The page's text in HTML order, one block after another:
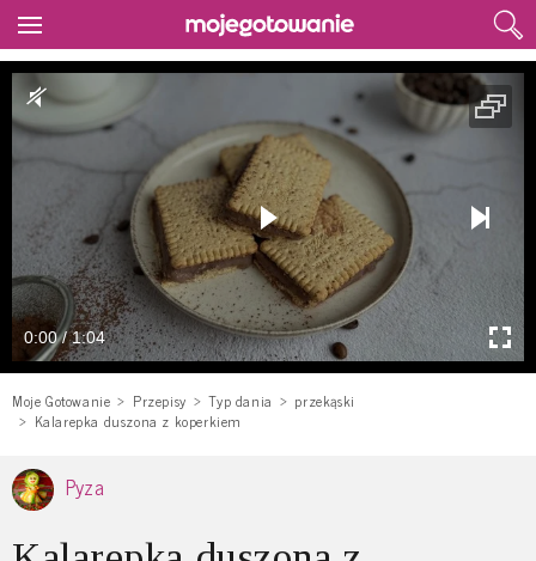
0:00 / 1:04
Moje Gotowanie Przepisy Typ dania
przekąski
Kalarepka duszona z koperkiem
Pyza